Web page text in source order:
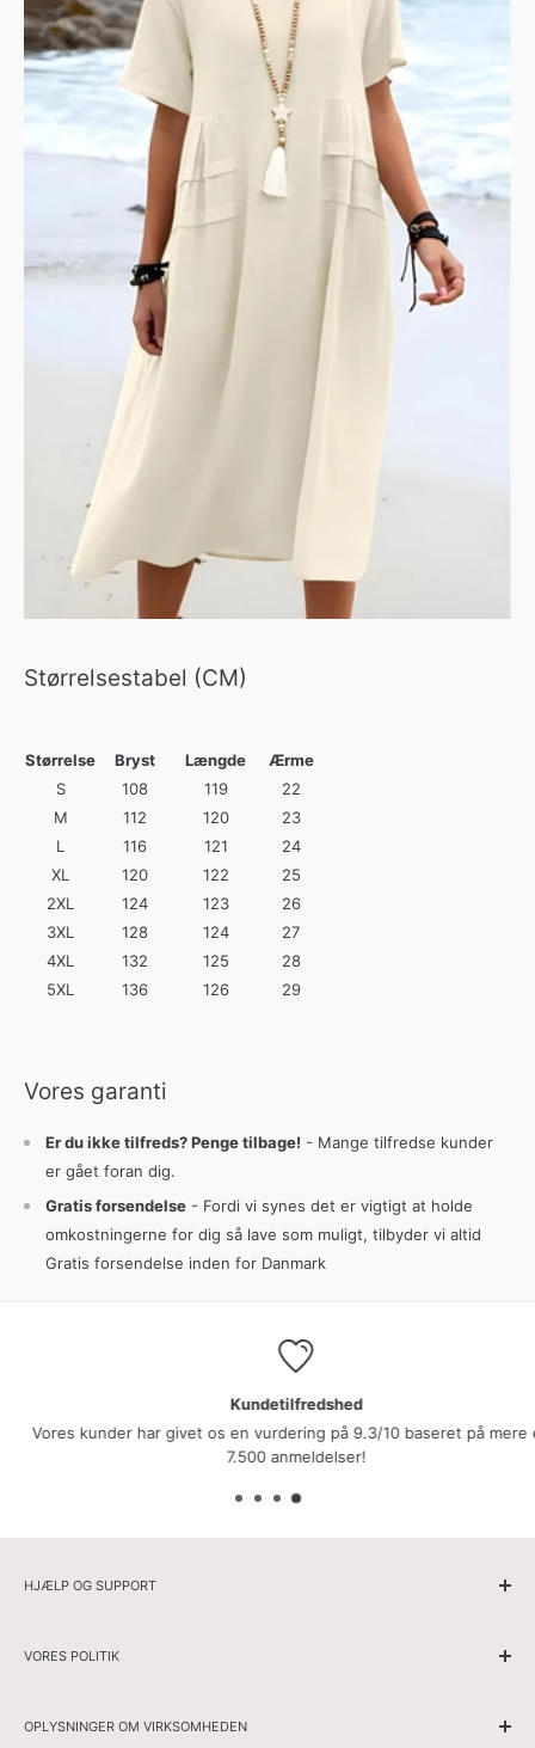
Størrelsestabel (CM)
Størrelse Bryst Længde
Ærme
S
108 119
22
M
112 120
23
L
116 121
24
XL
120 122
25
2XL
124 123
26
3XL
128 124
27
4XL
132 125
28
5XL
136 126 29
Vores garanti
Er du ikke tilfreds? Penge tilbage! - Mange tilfredse kunder
er gået foran dig.
Gratis forsendelse - Fordi vi synes det er vigtigt at holde
omkostningerne for dig så lave som muligt, tilbyder vi altid
Gratis forsendelse inden for Danmark
Kundetilfredshed
Vores kunder har givet os en vurdering på 9.3/10 baseret på mere end
7.500 anmeldelser!
HJÆLP OG SUPPORT
Herrer
Spore din ordre
VORES POLITIK
Cookiepolitik
OPLYSNINGER OM VIRKSOMHEDEN